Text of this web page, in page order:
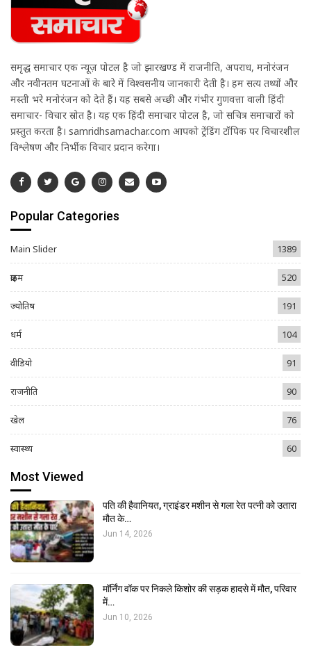
समृद्ध समाचार एक न्यूज़ पोर्टल है जो झारखण्ड में राजनीति, अपराध, मनोरंजन
और नवीनतम घटनाओं के बारे में विश्वसनीय जानकारी देती है। हम सत्य तथ्यों और
मस्ती भरे मनोरंजन को देते हैं। यह सबसे अच्छी और गंभीर गुणवत्ता वाली हिंदी
समाचार- विचार स्रोत है। यह एक हिंदी समाचार पोर्टल है, जो सचित्र समाचारों को
प्रस्तुत करता है। samridhsamachar.com आपको ट्रेंडिंग टॉपिक पर विचारशील
विश्लेषण और निर्भीक विचार प्रदान करेगा।
Popular Categories
Main Slider 1389
क्राइम 520
ज्योतिष 191
धर्म 104
वीडियो 91
राजनीति 90
खेल 76
स्वास्थ्य 60
Most Viewed
पति की हैवानियत, ग्राइंडर मशीन से गला रेत पत्नी को उतारा
मौत के…
Jun 14, 2026
मॉर्निंग वॉक पर निकले किशोर की सड़क हादसे में मौत, परिवार
में…
Jun 10, 2026